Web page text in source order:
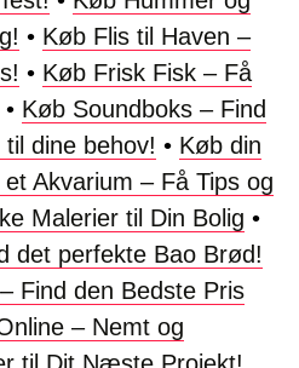
• Køb Flis til Haven –
• Køb Frisk Fisk – Få
• Køb Soundboks – Find
dine behov! • Køb din
et Akvarium – Få Tips og
Malerier til Din Bolig •
det perfekte Bao Brød!
Find den Bedste Pris
– Nemt og